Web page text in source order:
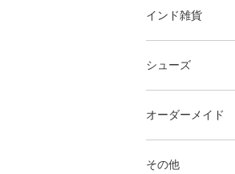
インド雑貨
シューズ
オーダーメイド
その他